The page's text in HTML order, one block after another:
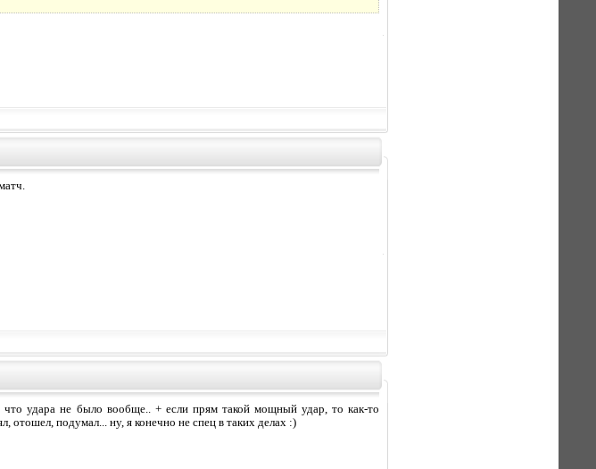
удара не было вообще.. + если прям такой мощный удар, то как-то
отошел, подумал... ну, я конечно не спец в таких делах :)